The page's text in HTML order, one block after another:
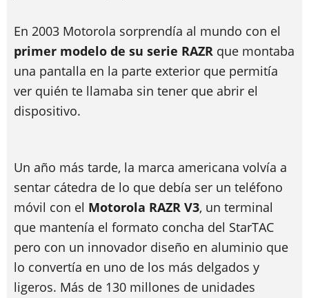
En 2003 Motorola sorprendía al mundo con el
primer modelo de su serie RAZR que montaba
una pantalla en la parte exterior que permitía
ver quién te llamaba sin tener que abrir el
dispositivo.
Un año más tarde, la marca americana volvía a
sentar cátedra de lo que debía ser un teléfono
móvil con el Motorola RAZR V3, un terminal
que mantenía el formato concha del StarTAC
pero con un innovador diseño en aluminio que
lo convertía en uno de los más delgados y
ligeros. Más de 130 millones de unidades